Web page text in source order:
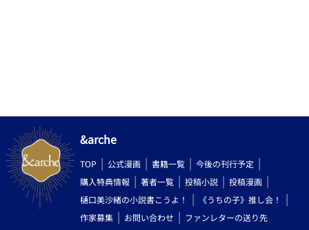
&arche
TOP 公式漫画 書籍一覧
今後の刊行予定
購入特典情報
著者一覧 投稿小説
投稿漫画
樋口美沙緒の小説書こうよ！
《うちの子》推し会！
作家募集
お問い合わせ ファンレターの送り先